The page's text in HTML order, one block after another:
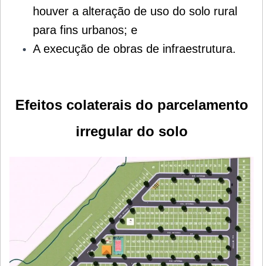
houver a alteração de uso do solo rural
para fins urbanos; e
A execução de obras de infraestrutura.
Efeitos colaterais do parcelamento
irregular do solo